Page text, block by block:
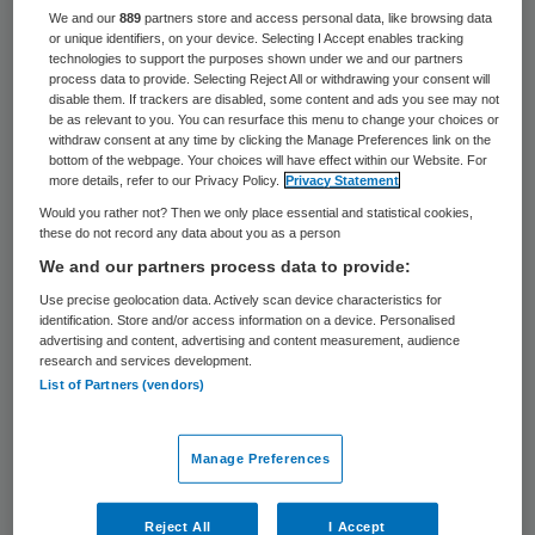
Nederland is lid geworden van het
uitvoerend bestuur van de
wereldgezondheidsorganisatie WHO. Dat is
besloten op de jaarlijkse vergadering van de
VN-organisatie die maandag en dinsdag in
Genève plaatsvindt.
Volgens minister Edith Schippers van
Volksgezondheid heeft Nederland land
hierdoor meer invloed op het beleid. Twee
jaar geleden bij de uitbraak van ebola in
kabinet en Tweede Kamer op de WHO. Die
zou veel te traag hebben gereageerd op de
uitbraak van de ziekte. Schippers riep de
We and our889 partners store and access personal data, like browsing data
or unique identifiers, on your device. Selecting I Accept enables tracking
technologies to support the purposes shown under we and our partners
process data to provide. Selecting Reject All or withdrawing your consent will
disable them. If trackers are disabled, some content and ads you see may not
be as relevant to you. You can resurface this menu to change your choices or
withdraw consent at any time by clicking the Manage Preferences link on the
bottom of the webpage. Your choices will have effect within our Website. For
more details, refer to our Privacy Policy.
Privacy Statement
Would you rather not? Then we only place essential and statistical cookies,
these do not record any data about you as a person
We and our partners process data to provide:
Use precise geolocation data. Actively scan device characteristics for
identification. Store and/or access information on a device. Personalised
advertising and content, advertising and content measurement, audience
research and services development.
List of Partners (vendors)
Manage Preferences
Reject All I Accept